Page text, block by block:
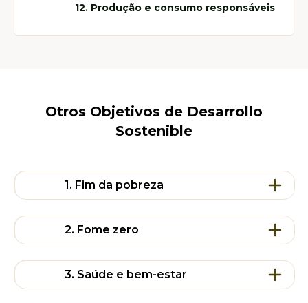
12. Produção e consumo responsáveis
Otros Objetivos de Desarrollo
Sostenible
1. Fim da pobreza
metade a proporção de homens, mulheres,
2. Fome zero
3. Saúde e bem-estar